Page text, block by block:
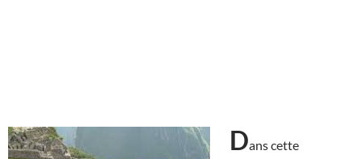
Dans cette